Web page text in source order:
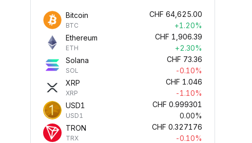
Bitcoin
BTC
CHF 64,625.00
+1.20%
Ethereum
ETH
CHF 1,906.39
+2.30%
Solana
SOL
CHF 73.36
-0.10%
XRP
XRP
CHF 1.046
-1.10%
USD1
USD1
CHF 0.999301
0.00%
TRON
TRX
CHF 0.327176
-0.10%